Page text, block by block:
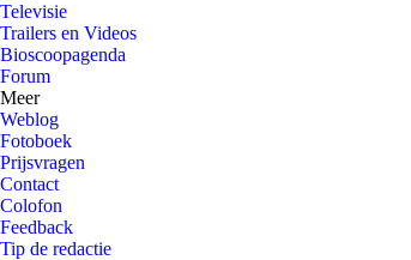
Televisie
Trailers en Videos
Bioscoopagenda
Forum
Meer
Weblog
Fotoboek
Prijsvragen
Contact
Colofon
Feedback
Tip de redactie